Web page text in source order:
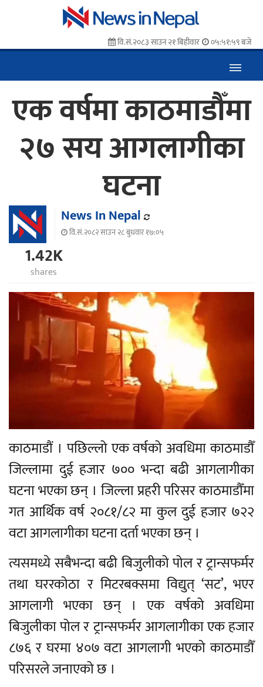
वि.सं.२०८३ साउन २१ बिहीवार ०५:५२:० बजे
एक वर्षमा काठमाडौँमा
२७ सय आगलागीका
घटना
News In Nepal
वि.सं.२०८२ साउन २८ बुधवार १७:०५
1.42K
shares
काठमाडौं । पछिल्लो एक वर्षको अवधिमा काठमाडौँ
जिल्लामा दुई हजार ७०० भन्दा बढी आगलागीका
घटना भएका छन् । जिल्ला प्रहरी परिसर काठमाडौँमा
गत आर्थिक वर्ष २०८१/८२ मा कुल दुई हजार ७२२
वटा आगलागीका घटना दर्ता भएका छन् ।
त्यसमध्ये सबैभन्दा बढी बिजुलीको पोल र ट्रान्सफर्मर
तथा घररकोठा र मिटरबक्समा विद्युत् ‘सट’, भएर
आगलागी भएका छन् । एक वर्षको अवधिमा
बिजुलीका पोल र ट्रान्सफर्मर आगलागीका एक हजार
८७६ र घरमा ४०७ वटा आगलागी भएको काठमाडौँ
परिसरले जनाएको छ ।